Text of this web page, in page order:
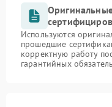
Используются
прошедшие
корректную работу
гарантийных